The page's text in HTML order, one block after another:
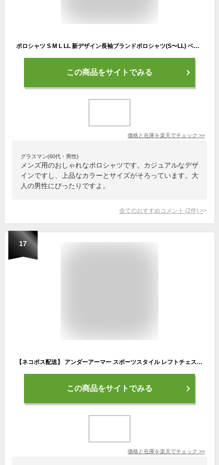
ポロシャツ S M L LL 新デザイン長袖ブランドポロシャツ(S〜LL) ベルーナ 40代 50代 60代 メンズ 紳士 大人 メンズファッション メンズライフ 夏服 ポロシャツ トップス ポロT
この商品をサイトでみる
価格と在庫を楽天でチェック >>
グラスマン(60代・男性)
メンズ用のおしゃれなポロシャツです。カジュアルなデザ
インですし、上品なカラーとサイズがそろっています。大
人の男性にぴったりですよ。
全てのおすすめコメント (2件) >
17
【ネコポス配送】 アンダーアーマー スポーツスタイル レフトチェスト 半袖Tシャツ メンズ ブラック 黒 ホワイト 白 グレー UNDER ARMOUR SPORTSTYLE LEFT CHEST 1326799 トップス 半袖 スポーツ トレーニング ジム ランニング
この商品をサイトでみる
価格と在庫を楽天でチェック >>